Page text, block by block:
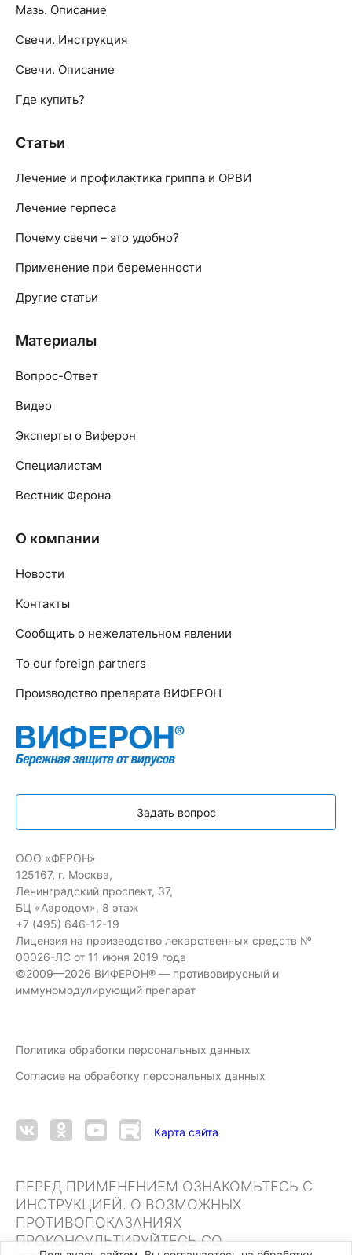
Мазь. Описание
Свечи. Инструкция
Свечи. Описание
Где купить?
Статьи
Лечение и профилактика гриппа и ОРВИ
Лечение герпеса
Почему свечи – это удобно?
Применение при беременности
Другие статьи
Материалы
Вопрос-Ответ
Видео
Эксперты о Виферон
Специалистам
Вестник Ферона
О компании
Новости
Контакты
Сообщить о нежелательном явлении
To our foreign partners
Производство препарата ВИФЕРОН
Задать вопрос
ООО «ФЕРОН»
125167, г. Москва,
Ленинградский проспект, 37,
БЦ «Аэродом», 8 этаж
+7 (495) 646-12-19
Лицензия на производство лекарственных средств №
00026-ЛС от 11 июня 2019 года
©2009—2026 ВИФЕРОН® — противовирусный и
иммуномодулирующий препарат
Политика обработки персональных данных
Согласие на обработку персональных данных
Карта сайта
ПЕРЕД ПРИМЕНЕНИЕМ ОЗНАКОМЬТЕСЬ С
ИНСТРУКЦИЕЙ. О ВОЗМОЖНЫХ
ПРОТИВОПОКАЗАНИЯХ
ПРОКОНСУЛЬТИРУЙТЕСЬ СО